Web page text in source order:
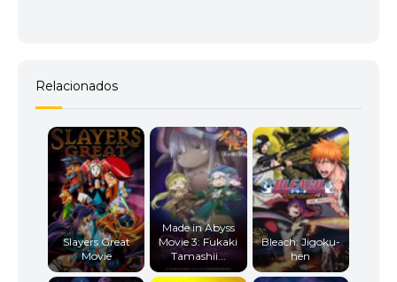
Relacionados
Slayers Great
Movie
Made in Abyss
Movie 3: Fukaki
Tamashii...
Bleach: Jigoku-
hen